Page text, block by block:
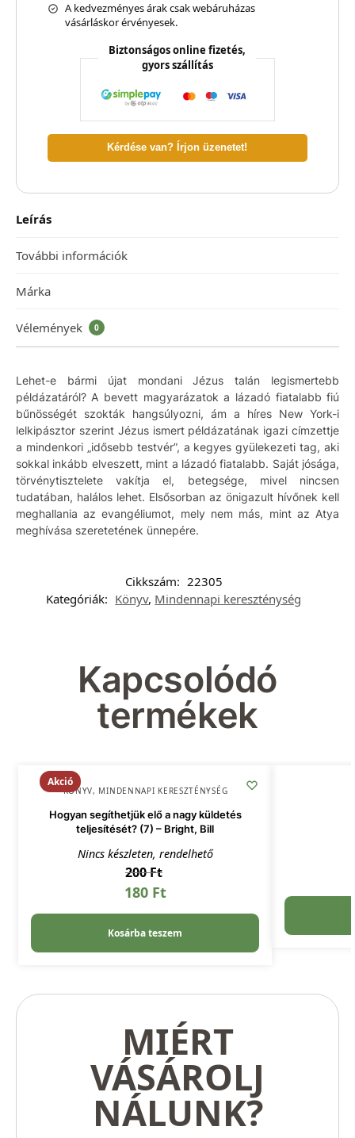
A kedvezményes árak csak webáruházas
vásárláskor érvényesek.
Biztonságos online fizetés,
gyors szállítás
Kérdése van? Írjon üzenetet!
Leírás
További információk
Márka
Vélemények 0
Lehet-e bármi újat mondani Jézus talán legismertebb
példázatáról? A bevett magyarázatok a lázadó fiatalabb fiú
bűnösségét szokták hangsúlyozni, ám a híres New York-i
lelkipásztor szerint Jézus ismert példázatának igazi címzettje
a mindenkori „idősebb testvér”, a kegyes gyülekezeti tag, aki
sokkal inkább elveszett, mint a lázadó fiatalabb. Saját jósága,
törvénytisztelete vakítja el, betegsége, mivel nincsen
tudatában, halálos lehet. Elsősorban az önigazult hívőnek kell
meghallania az evangéliumot, mely nem más, mint az Atya
meghívása szeretetének ünnepére.
Cikkszám: 22305
Kategóriák: Könyv, Mindennapi kereszténység
Kapcsolódó
termékek
Akció
KÖNYV, MINDENNAPI KERESZTÉNYSÉG
Hogyan segíthetjük elő a nagy küldetés
teljesítését? (7) – Bright, Bill
Nincs készleten, rendelhető
200Ft
180 Ft
Kosárba teszem
MIÉRT
VÁSÁROLJ
NÁLUNK?